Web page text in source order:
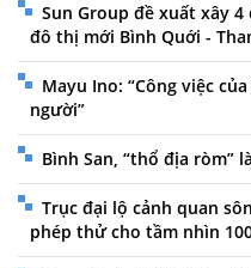
Sun Group đề xuất xây
đô thị mới Bình Quới -
Mayu Ino: “Công việc
người”
Bình San, “thổ địa ròm”
Trục đại lộ cảnh quan
phép thử cho tầm nhìn